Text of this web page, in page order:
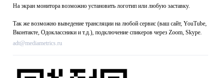
На экран монитора возможно установить логотип или любую заставку.
Так же возможно выведение трансляции на любой сервис (ваш сайт, YouTube,
Вконтакте, Одоклассники и т.д.), подключение спикеров через Zoom, Skype.
adt@mediametrics.ru